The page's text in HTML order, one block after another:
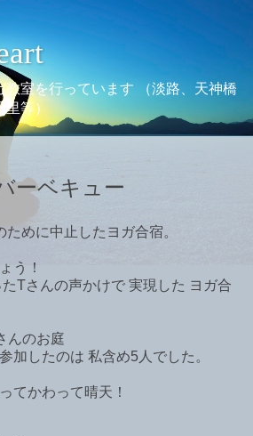
教室を行っています （淡路、天神橋
里等）
ーベキュー
めに中止したヨガ合宿。
う！
Tさんの声かけで 実現した ヨガ合
んのお庭
加したのは 私含め5人でした。
てかわって晴天！